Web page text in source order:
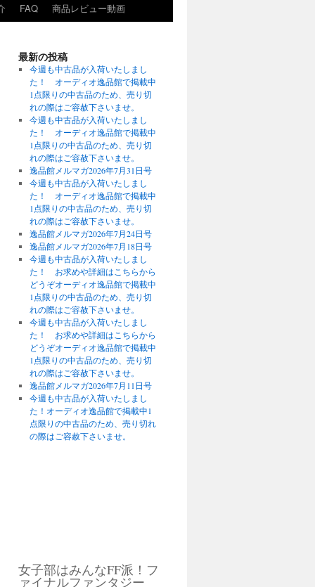
FAQ 商品レビュー動画
最新の投稿
今週も中古品が入荷いたしまし
た！ オーディオ逸品館で掲載中
1点限りの中古品のため、売り切
れの際はご容赦下さいませ。
今週も中古品が入荷いたしまし
た！ オーディオ逸品館で掲載中
1点限りの中古品のため、売り切
れの際はご容赦下さいませ。
逸品館メルマガ2026年7月31日号
今週も中古品が入荷いたしまし
た！ オーディオ逸品館で掲載中
1点限りの中古品のため、売り切
れの際はご容赦下さいませ。
逸品館メルマガ2026年7月24日号
逸品館メルマガ2026年7月18日号
今週も中古品が入荷いたしまし
た！ お求めや詳細はこちらから
どうぞオーディオ逸品館で掲載中
1点限りの中古品のため、売り切
れの際はご容赦下さいませ。
今週も中古品が入荷いたしまし
た！ お求めや詳細はこちらから
どうぞオーディオ逸品館で掲載中
1点限りの中古品のため、売り切
れの際はご容赦下さいませ。
逸品館メルマガ2026年7月11日号
今週も中古品が入荷いたしまし
た！オーディオ逸品館で掲載中1
点限りの中古品のため、売り切れ
の際はご容赦下さいませ。
女子部はみんなFF派！フ
ァイナルファンタジー